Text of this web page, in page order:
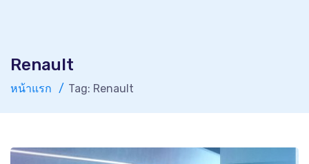
Renault
หน้าแรก Tag: Renault